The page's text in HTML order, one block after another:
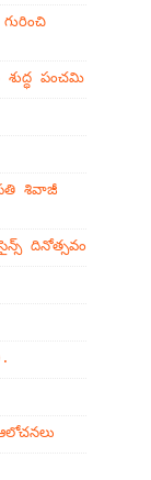
పంచమి
శివాజీ
దినోత్సవం